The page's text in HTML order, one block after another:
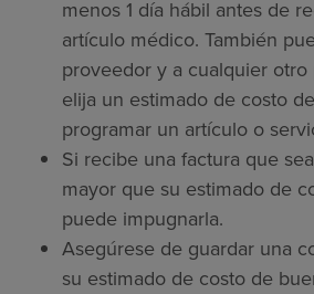
menos 1 día hábil antes de
artículo médico. También
proveedor y a cualquier
elija un estimado de costo
programar un artículo o
Si recibe una factura que
mayor que su estimado de
puede impugnarla.
Asegúrese de guardar una
su estimado de costo de